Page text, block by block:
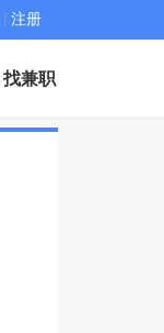
注册
找兼职